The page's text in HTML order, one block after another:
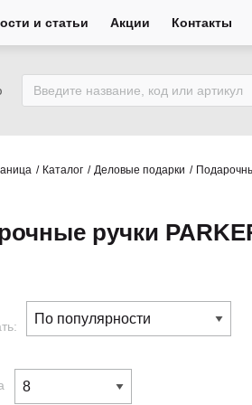
и статьи Акции Контакты
Каталог Деловые подарки
ручки